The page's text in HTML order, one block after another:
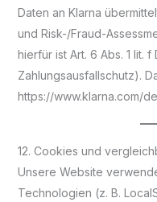
Daten an Klarna
und Risk-/Fraud-
hierfür ist Art. 6 Abs. 1 lit.
Zahlungsausfallschutz).
https://www.klarna.com/
12. Cookies und
Unsere Website
Technologien (z. B.